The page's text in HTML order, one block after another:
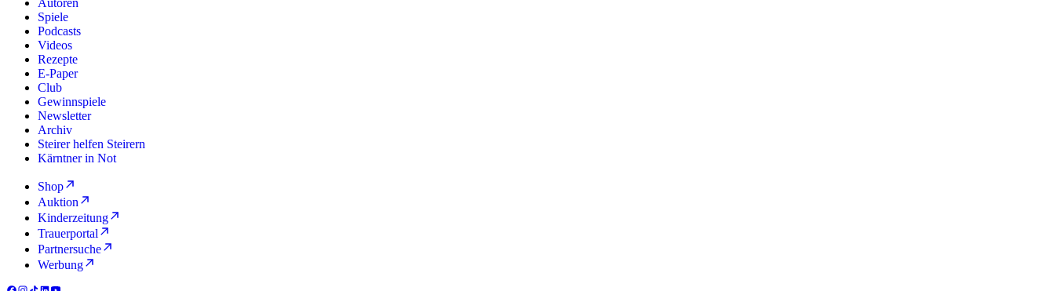
Autoren
Spiele
Podcasts
Videos
Rezepte
E-Paper
Club
Gewinnspiele
Newsletter
Archiv
Steirer helfen Steirern
Kärntner in Not
Shop
Auktion
Kinderzeitung
Trauerportal
Partnersuche
Werbung